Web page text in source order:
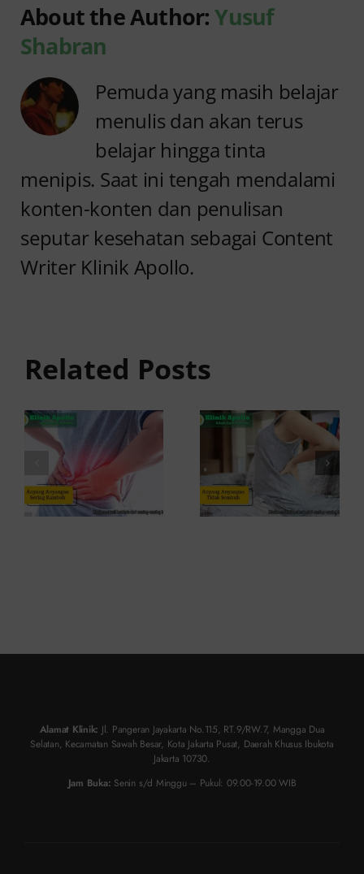
About the Author:Yusuf
Shabran
Pemuda yang masih belajar
menulis dan akan terus
belajar hingga tinta
menipis. Saat ini tengah mendalami
konten-konten dan penulisan
seputar kesehatan sebagai Content
Writer Klinik Apollo.
Related Posts
Sering
Kambuh
dan Cara
Atasinya
Penyebab
dan
Solusinya
Alamat Klinik: Jl. Pangeran Jayakarta No.115, RT.9/RW.7, Mangga Dua
Selatan, Kecamatan Sawah Besar, Kota Jakarta Pusat, Daerah Khusus Ibukota
Jakarta 10730.
Jam Buka: Senin s/d Minggu – Pukul: 09.00-19.00 WIB